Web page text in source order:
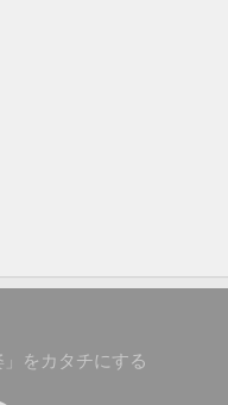
」をカタチにする